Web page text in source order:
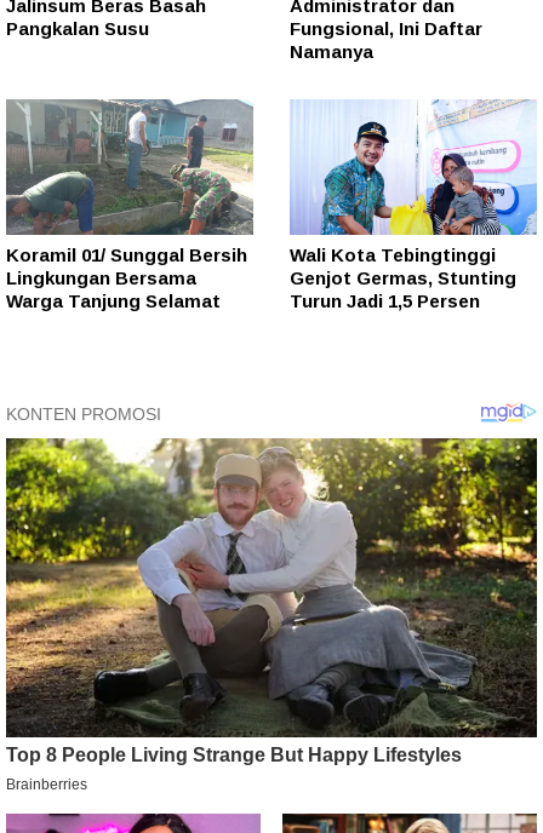
Jalinsum Beras Basah
Pangkalan Susu
Administrator dan
Fungsional, Ini Daftar
Namanya
Koramil 01/ Sunggal Bersih
Lingkungan Bersama
Warga Tanjung Selamat
Wali Kota Tebingtinggi
Genjot Germas, Stunting
Turun Jadi 1,5 Persen